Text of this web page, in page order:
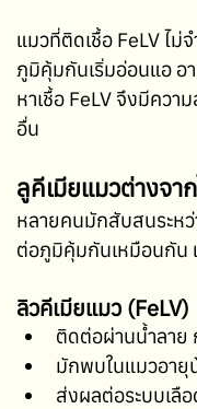
แมวที่ติดเชื้อ FeLV ไม่
ภูมิคุ้มกันเริ่มอ่อนแอ อ
หาเชื้อ FeLV จึงมีคว
อื่น
ลูคีเมียแมวต่างจา
หลายคนมักสับสนระหว่
ต่อภูมิคุ้มกันเหมือนกัน
ลิวคีเมียแมว (FeLV)
ติดต่อผ่านน้ำลาย
มักพบในแมวอายุ
ส่งผลต่อระบบเลือ